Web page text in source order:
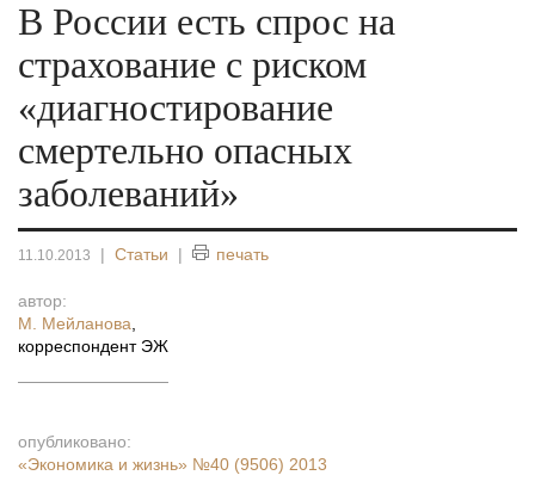
В России есть спрос на
страхование с риском
«диагностирование
смертельно опасных
заболеваний»
11.10.2013 | Статьи | печать
автор:
М. Мейланова
корреспондент ЭЖ
опубликовано:
«Экономика и жизнь» №40 (9506) 2013